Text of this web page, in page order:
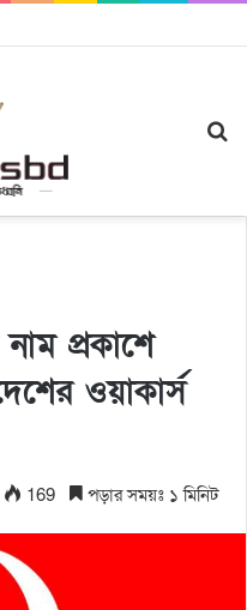
নাম প্রকাশে
ওয়াকার্স
169 পড়ার সময়ঃ ১ মিনিট